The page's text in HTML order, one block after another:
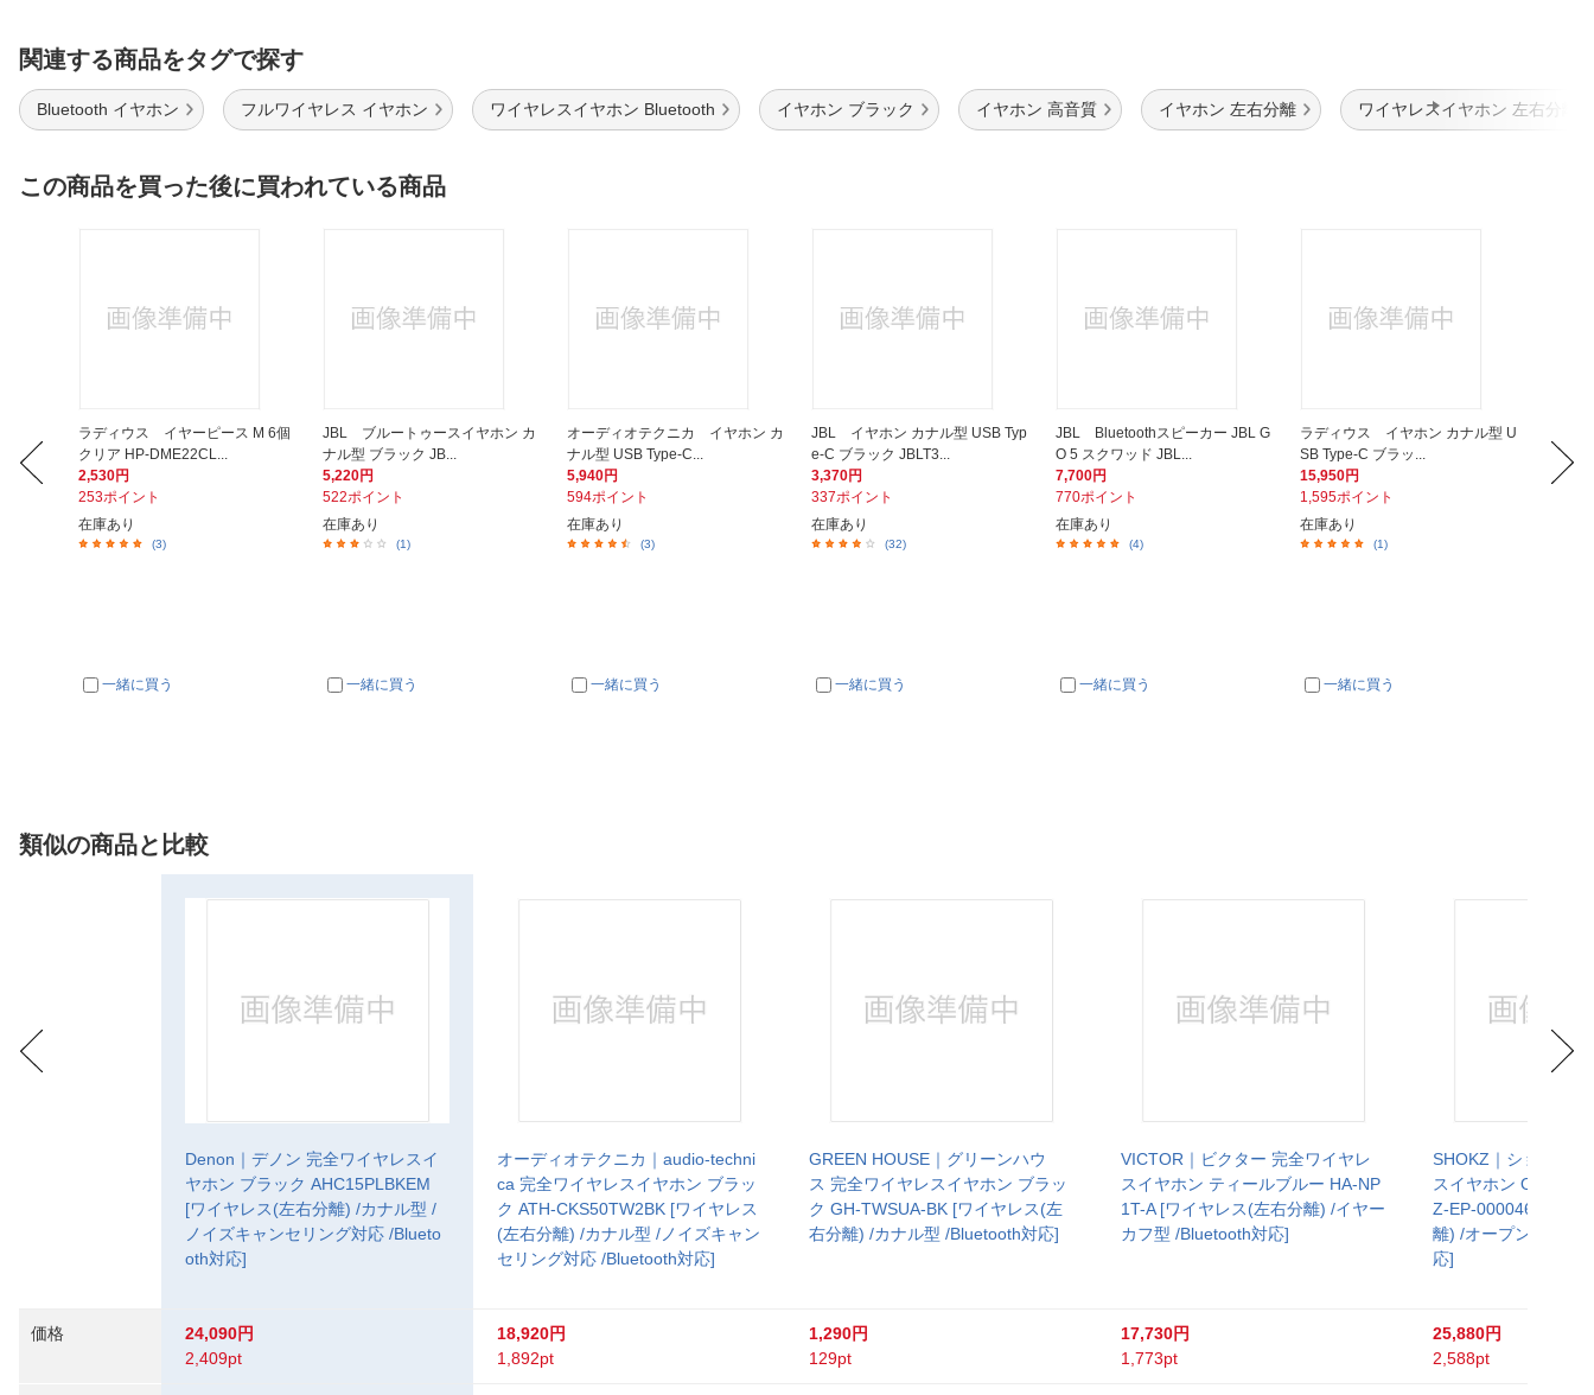
関連する商品をタグで探す
Bluetooth イヤホン フルワイヤレス イヤホン ワイヤレスイヤホン Bluetooth イヤホン ブラック イヤホン 高音質 イヤホン 左右分離 ワイヤレスイヤホン 左右分離
この商品を買った後に買われている商品
ラディウス イヤーピース M 6個
クリア HP-DME22CL...
2,530円
253ポイント
在庫あり
(3)
一緒に買う
JBL ブルートゥースイヤホン カ
ナル型 ブラック JB...
5,220円
522ポイント
在庫あり
(1)
一緒に買う
オーディオテクニカ イヤホン カ
ナル型 USB Type-C...
5,940円
594ポイント
在庫あり
(3)
一緒に買う
JBL イヤホン カナル型 USB Typ
e-C ブラック JBLT3...
3,370円
337ポイント
在庫あり
(32)
一緒に買う
JBL Bluetoothスピーカー JBL G
O 5 スクワッド JBL...
7,700円
770ポイント
在庫あり
(4)
一緒に買う
ラディウス イヤホン カナル型 U
SB Type-C ブラッ...
15,950円
1,595ポイント
在庫あり
(1)
一緒に買う
ピー
8,990円
類似の商品と比較
価格
Denon｜デノン 完全ワイヤレスイ
ヤホン ブラック AHC15PLBKEM
[ワイヤレス(左右分離) /カナル型 /
ノイズキャンセリング対応 /Blueto
oth対応]
24,090円
2,409pt
オーディオテクニカ｜audio-techni
ca 完全ワイヤレスイヤホン ブラッ
ク ATH-CKS50TW2BK [ワイヤレス
(左右分離) /カナル型 /ノイズキャン
セリング対応 /Bluetooth対応]
18,920円
1,892pt
GREEN HOUSE｜グリーンハウ
ス 完全ワイヤレスイヤホン ブラッ
ク GH-TWSUA-BK [ワイヤレス(左
右分離) /カナル型 /Bluetooth対応]
1,290円
129pt
VICTOR｜ビクター 完全ワイヤレ
スイヤホン ティールブルー HA-NP
1T-A [ワイヤレス(左右分離) /イヤー
カフ型 /Bluetooth対応]
17,730円
1,773pt
SHOKZ｜ショック
スイヤホン OpenFit
Z-EP-000046 [ワイ
離) /オープンイヤー
応]
25,880円
2,588pt